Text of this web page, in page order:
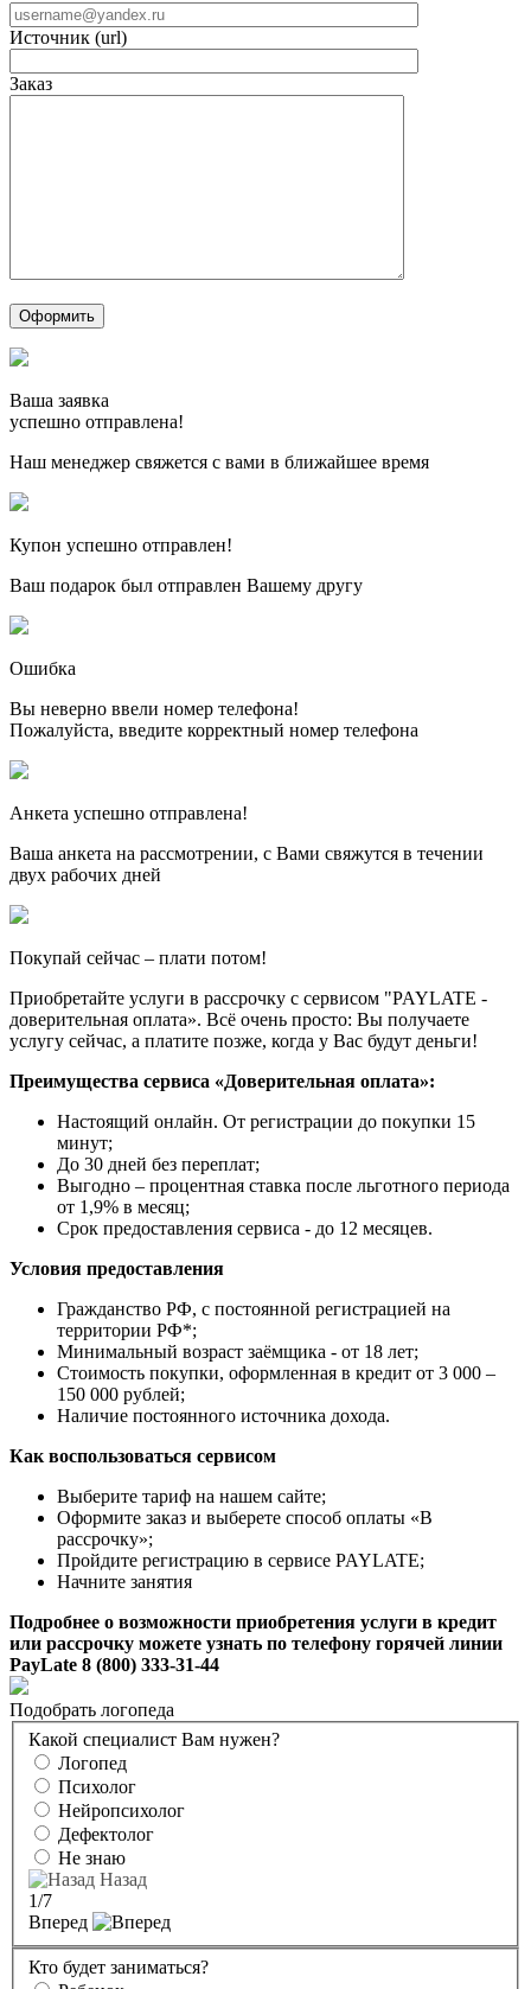
Источник (url)
Заказ
Ваша заявка
успешно отправлена!
Наш менеджер свяжется с вами в ближайшее время
Купон успешно отправлен!
Ваш подарок был отправлен Вашему другу
Ошибка
Вы неверно ввели номер телефона!
Пожалуйста, введите корректный номер телефона
Анкета успешно отправлена!
Ваша анкета на рассмотрении, с Вами свяжутся в течении
двух рабочих дней
Покупай сейчас – плати потом!
Приобретайте услуги в рассрочку с сервисом "PAYLATE -
доверительная оплата». Всё очень просто: Вы получаете
услугу сейчас, а платите позже, когда у Вас будут деньги!
Преимущества сервиса «Доверительная оплата»:
Настоящий онлайн. От регистрации до покупки 15
минут;
До 30 дней без переплат;
Выгодно – процентная ставка после льготного периода
от 1,9% в месяц;
Срок предоставления сервиса - до 12 месяцев.
Условия предоставления
Гражданство РФ, с постоянной регистрацией на
территории РФ*;
Минимальный возраст заёмщика - от 18 лет;
Стоимость покупки, оформленная в кредит от 3 000 –
150 000 рублей;
Наличие постоянного источника дохода.
Как воспользоваться сервисом
Выберите тариф на нашем сайте;
Оформите заказ и выберете способ оплаты «В
рассрочку»;
Пройдите регистрацию в сервисе PAYLATE;
Начните занятия
Подробнее о возможности приобретения услуги в кредит
или рассрочку можете узнать по телефону горячей линии
PayLate 8 (800) 333-31-44
Подобрать логопеда
Какой специалист Вам нужен?
Логопед
Психолог
Нейропсихолог
Дефектолог
Не знаю
Назад
1/7
Вперед
Кто будет заниматься?